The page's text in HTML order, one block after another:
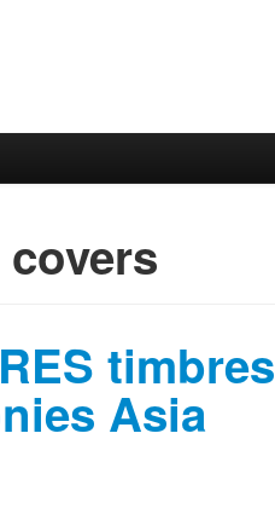
covers
timbres
Asia